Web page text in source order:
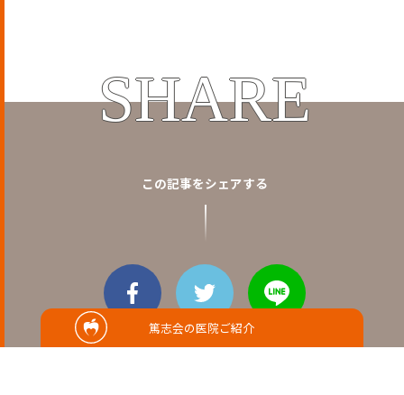
篤志会の医院ご紹介
SHARE
この記事をシェアする